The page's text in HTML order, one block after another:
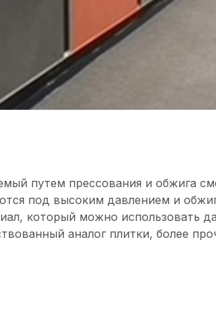
путем прессования и обжига
под высоким давлением и
который можно использовать
аналог плитки, более